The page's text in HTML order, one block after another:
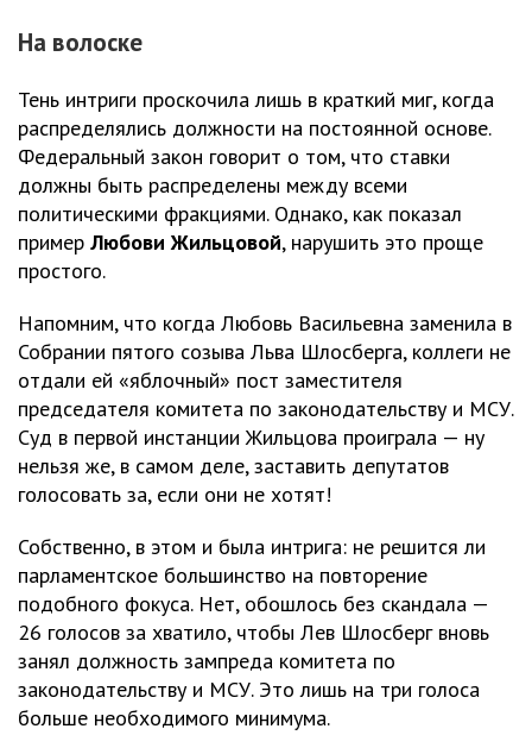
На волоске
Тень интриги проскочила лишь в краткий миг, когда
распределялись должности на постоянной основе.
Федеральный закон говорит о том, что ставки
должны быть распределены между всеми
политическими фракциями. Однако, как показал
пример Любови Жильцовой, нарушить это проще
простого.
Напомним, что когда Любовь Васильевна заменила в
Собрании пятого созыва Льва Шлосберга, коллеги не
отдали ей «яблочный» пост заместителя
председателя комитета по законодательству и МСУ.
Суд в первой инстанции Жильцова проиграла — ну
нельзя же, в самом деле, заставить депутатов
голосовать за, если они не хотят!
Собственно, в этом и была интрига: не решится ли
парламентское большинство на повторение
подобного фокуса. Нет, обошлось без скандала —
26 голосов за хватило, чтобы Лев Шлосберг вновь
занял должность зампреда комитета по
законодательству и МСУ. Это лишь на три голоса
больше необходимого минимума.